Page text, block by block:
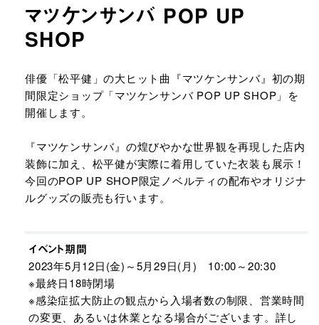
マツケンサンバ POP UP
SHOP
URLをコピーする
俳優「松平健」の大ヒット曲『マツケンサンバ』初の期
間限定ショップ「マツケンサンバ POP UP SHOP」を
開催します。
『マツケンサンバ』の煌びやかな世界観を再現した店内
装飾に加え、松平健が実際に着用していた衣装も展示！
今回のPOP UP SHOP限定ノベルティの配布やオリジナ
ルグッズの販売も行います。
イベント期間
2023年5月12日(金)～5月29日(月) 10:00～20:30
※最終日18時閉場
※感染症拡大防止の観点から入場者数の制限、営業時間
の変更、あるいは休業となる場合がございます。詳し